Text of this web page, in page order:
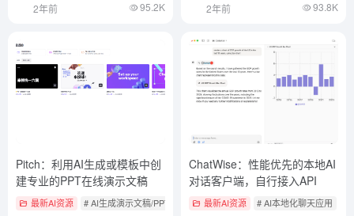
2年前 95.2K 2年前 93.8K
Pitch：利用AI生成或模板中创
建专业的PPT在线演示文稿
最新AI资源 # AI生成演示文稿/PPT
ChatWise：性能优先的本地AI
对话客户端，自行接入API
最新AI资源 # AI本地化聊天应用